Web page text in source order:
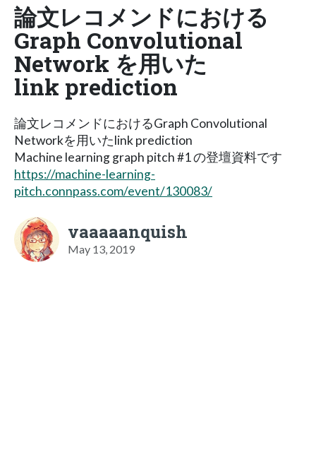
論文レコメンドにおける
Graph Convolutional
Network を用いた
link prediction
論文レコメンドにおけるGraph Convolutional
Networkを用いたlink prediction
Machine learning graph pitch #1 の登壇資料です
https://machine-learning-
pitch.connpass.com/event/130083/
vaaaaanquish
May 13, 2019